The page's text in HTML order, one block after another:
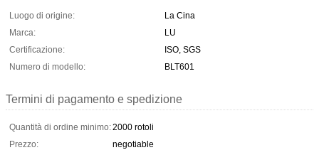
Luogo di origine:
La Cina
Marca:
LU
Certificazione:
ISO, SGS
Numero di modello:
BLT601
Termini di pagamento e spedizione
Quantità di ordine minimo:2000 rotoli
Prezzo:
negotiable